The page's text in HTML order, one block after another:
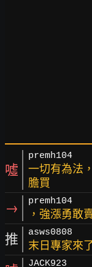
噓
premh104
一切有為法
膽買
→ premh104
，強漲勇敢
推 asws0808
末日專家來
JACK923